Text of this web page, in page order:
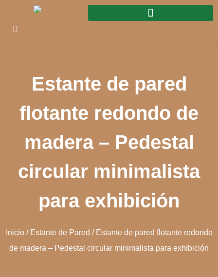
Estante de pared
flotante redondo de
madera – Pedestal
circular minimalista
para exhibición
Inicio/ Estante de Pared / Estante de pared flotante redondo
de madera – Pedestal circular minimalista para exhibición